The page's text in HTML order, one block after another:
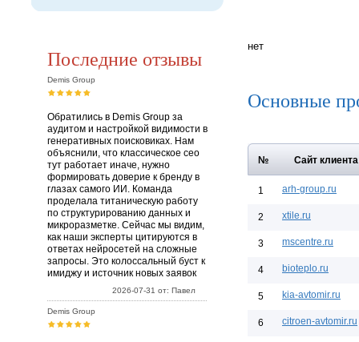
Последние отзывы
Demis Group
Обратились в Demis Group за
аудитом и настройкой видимости в
генеративных поисковиках. Нам
объяснили, что классическое сео
тут работает иначе, нужно
формировать доверие к бренду в
глазах самого ИИ. Команда
проделала титаническую работу
по структурированию данных и
микроразметке. Сейчас мы видим,
как наши эксперты цитируются в
ответах нейросетей на сложные
запросы. Это колоссальный буст к
имиджу и источник новых заявок
2026-07-31 от: Павел
Demis Group
нет
Основные
№ Сайт клиента
1 arh-group.ru
2 xtile.ru
3 mscentre.ru
4 bioteplo.ru
5 kia-avtomir.ru
6 citroen-avtomir.ru